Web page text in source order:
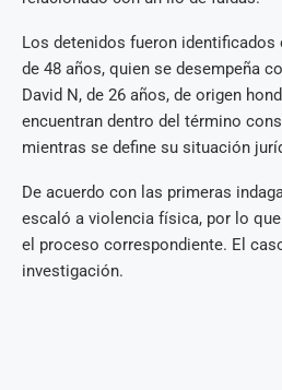
Los detenidos fueron
de 48 años, quien se desempeña
David N, de 26 años, de origen
encuentran dentro del término
mientras se define su situación
De acuerdo con las primeras
escaló a violencia física, por lo
el proceso correspondiente. El
investigación.